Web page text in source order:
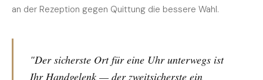
an der Rezeption gegen Quittung die bessere Wahl.
"Der sicherste Ort für eine Uhr unterwegs ist
Ihr Handgelenk — der zweitsicherste ein